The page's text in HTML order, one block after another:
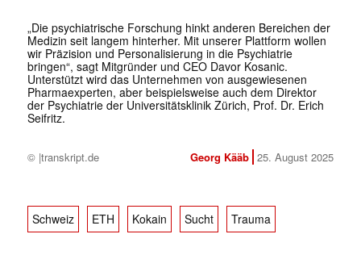
„Die psychiatrische Forschung hinkt anderen Bereichen der
Medizin seit langem hinterher. Mit unserer Plattform wollen
wir Präzision und Personalisierung in die Psychiatrie
bringen“, sagt Mitgründer und CEO Davor Kosanic.
Unterstützt wird das Unternehmen von ausgewiesenen
Pharmaexperten, aber beispielsweise auch dem Direktor
der Psychiatrie der Universitätsklinik Zürich, Prof. Dr. Erich
Seifritz.
© |transkript.de Georg Kääb 25. August 2025
Schweiz ETH Kokain Sucht Trauma